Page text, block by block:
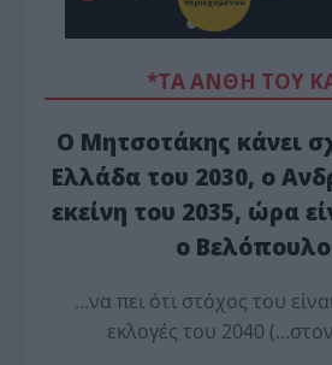
*ΤΑ ΆΝΘΗ ΤΟΥ
Ο Μητσοτάκης κάνει
Ελλάδα του 2030, ο
εκείνη του 2035, ώρα
ο
…να πει ότι στόχος του
εκλογές του 2040